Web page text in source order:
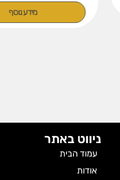
מידע נוסף
ניווט באתר
עמוד הבית
אודות